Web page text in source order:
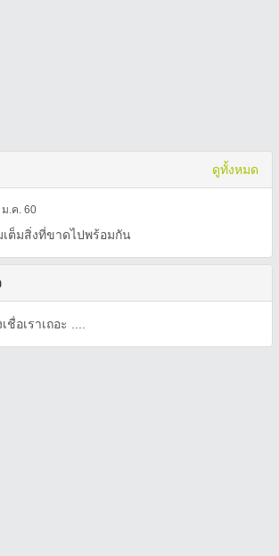
ดูทั้งหมด
ม.ค. 60
ต็มสิ่งที่ขาดไปพร้อมกัน
อเราเถอะ ....